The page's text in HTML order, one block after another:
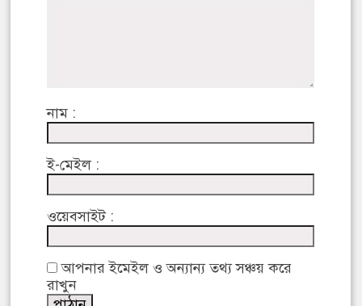
নাম :
ই-মেইল :
ওয়েবসাইট :
আপনার ইমেইল ও অন্যান্য তথ্য সঞ্চয় করে
রাখুন